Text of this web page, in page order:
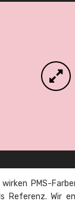
PMS-
Referenz. Wir